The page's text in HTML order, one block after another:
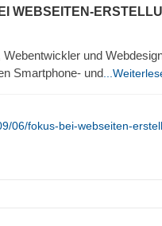
WEBSEITEN-
und
Smartphone- und
06/fokus-bei-webseiten-